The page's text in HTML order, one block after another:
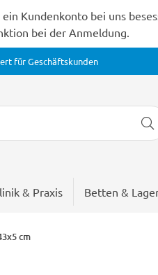
Kundenkonto bei uns
bei der Anmeldung.
für Geschäftskunden
& Praxis Betten &
cm